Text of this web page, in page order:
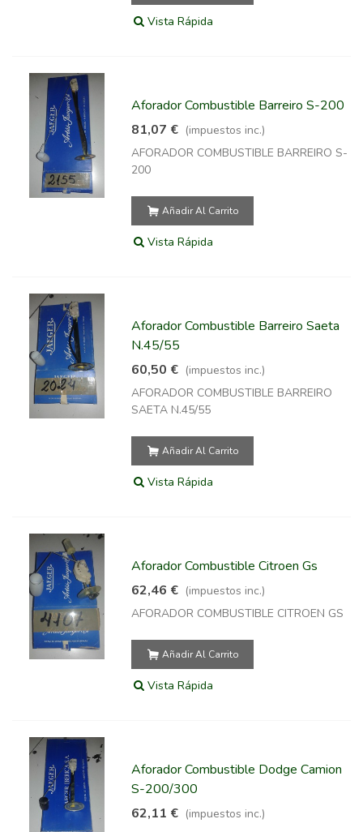
Vista Rápida
Aforador Combustible Barreiro S-200
81,07 € (impuestos inc.)
AFORADOR COMBUSTIBLE BARREIRO S-
200
Añadir Al Carrito
Vista Rápida
Aforador Combustible Barreiro Saeta
N.45/55
60,50 € (impuestos inc.)
AFORADOR COMBUSTIBLE BARREIRO
SAETA N.45/55
Añadir Al Carrito
Vista Rápida
Aforador Combustible Citroen Gs
62,46 € (impuestos inc.)
AFORADOR COMBUSTIBLE CITROEN GS
Añadir Al Carrito
Vista Rápida
Aforador Combustible Dodge Camion
S-200/300
62,11 € (impuestos inc.)